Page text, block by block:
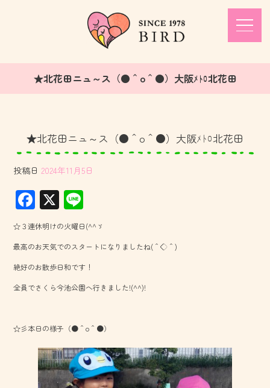
★北花田ニュ～ス（●＾o＾●）大阪ﾒﾄﾛ北花田
★北花田ニュ～ス（●＾o＾●）大阪ﾒﾄﾛ北花田
投稿日 2024年11月5日
F
ac
e
b
o
ok
X
ne
☆３連休明けの火曜日(^^ゞ
最高のお天気でのスタートになりましたね(＾◇＾)
絶好のお散歩日和です！
全員でさくら今池公園へ行きました!(^^)!
☆彡本日の様子（●＾o＾●）